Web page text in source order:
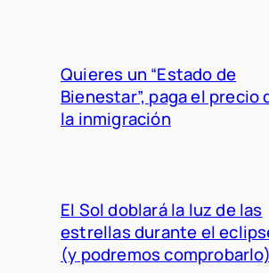
Quieres un “Estado de
Bienestar”, paga el precio
la inmigración
El Sol doblará la luz de las
estrellas durante el
(y podremos comprobarlo)